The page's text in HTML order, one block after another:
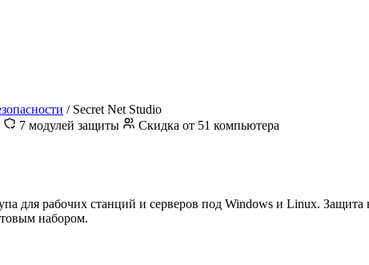
/ Secret Net Studio
7 модулей защиты Скидка от 51 компьютера
для рабочих станций и серверов под Windows и Linux. Защита
набором.